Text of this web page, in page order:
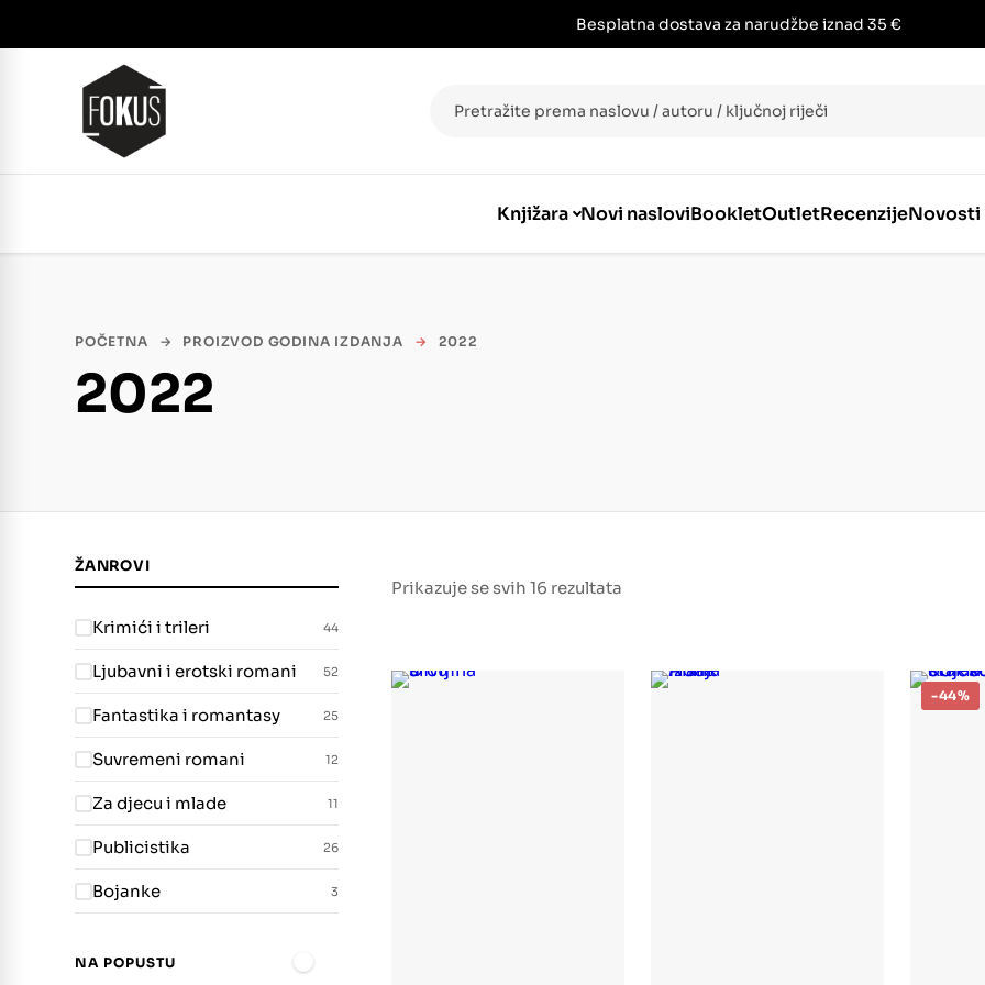
Besplatna dostava za narudžbe iznad 35 €
Knjižara Novi nasloviBookletOutletRecenzijeNovosti
POČETNA → PROIZVOD GODINA IZDANJA → 2022
2022
ŽANROVI
Krimići i trileri 44
Ljubavni i erotski romani 52
Fantastika i romantasy 25
Suvremeni romani 12
Za djecu i mlade 11
Publicistika 26
Bojanke 3
NA POPUSTU
Prikazuje se svih 16 rezultata
-44%